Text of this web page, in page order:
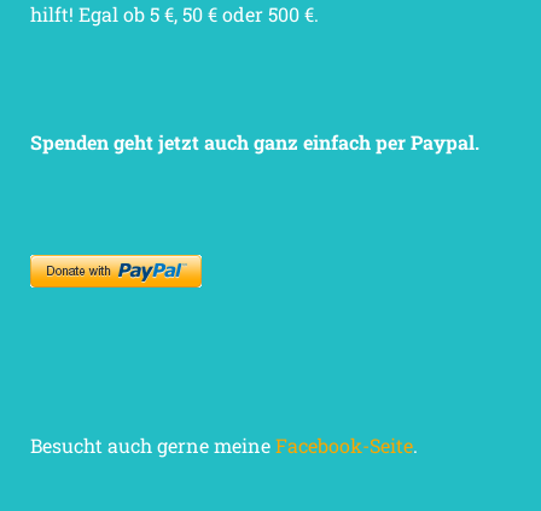
hilft! Egal ob 5 €, 50 € oder 500 €.
Spenden geht jetzt auch ganz einfach per Paypal.
Besucht auch gerne meineFacebook-Seite.